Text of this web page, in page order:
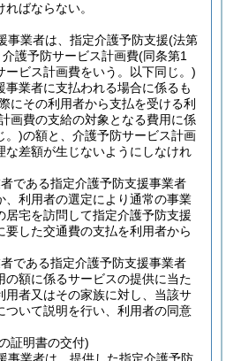
ばならない。
事業者は、指定介護予防支援(法第
護予防サービス計画費(同条第1
ービス計画費をいう。以下同じ。)
事業者に支払われる場合に係るも
にその利用者から支払を受ける利
画費の支給の対象となる費用に係
。)の額と、介護予防サービス計画
な差額が生じないようにしなけれ
である指定介護予防支援事業者
、利用者の選定により通常の事業
居宅を訪問して指定介護予防支援
要した交通費の支払を利用者から
である指定介護予防支援事業者
の額に係るサービスの提供に当た
用者又はその家族に対し、当該サ
ついて説明を行い、利用者の同意
証明書の交付)